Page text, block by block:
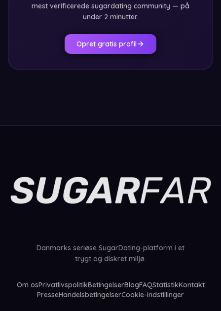
mest verificerede sugardating community — på
under 2 minutter.
Opret gratis profil
Danmarks seriøse SugarDating-platform i et
trygt og diskret miljø.
Om osPrivatlivspolitikBetingelserBlogFAQStatistikKontakt
PresseHandelsbetingelserCookie-indstillinger